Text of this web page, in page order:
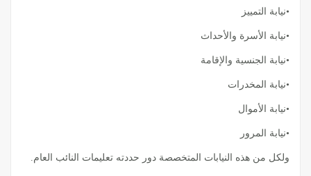
•نيابة التمييز
•نيابة الأسرة والأحداث
•نيابة الجنسية والإقامة
•نيابة المخدرات
•نيابة الأموال
•نيابة المرور
ولكل من هذه النيابات المتخصصة دور حددته تعليمات النائب العام.